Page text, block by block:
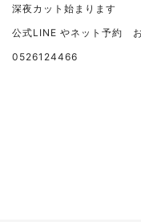
深夜カット始まります
公式LINE やネット予約
0526124466